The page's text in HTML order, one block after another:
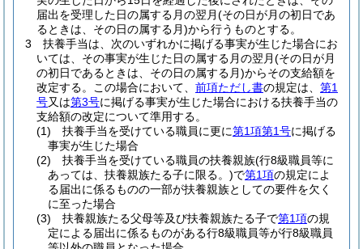
届出を受理した日の属する月の翌月(その日が月の初日であ
るときは、その日の属する月)から行うものとする。
3
扶養手当は、次のいずれかに掲げる事実が生じた場合にお
いては、その事実が生じた日の属する月の翌月(その日が月
の初日であるときは、その日の属する月)からその支給額を
改定する。
この場合において、 前項ただし書の規定は、 第1
号又は第3号に掲げる事実が生じた場合における扶養手当の
支給額の改定について準用する。
(1)
扶養手当を受けている職員に更に第1項第1号に掲げる
事実が生じた場合
(2)
扶養手当を受けている職員の扶養親族(行8級職員等に
あっては、扶養親族たる子に限る。)で第1項の規定によ
る届出に係るものの一部が扶養親族としての要件を欠く
に至った場合
(3)
扶養親族たる父母等及び扶養親族たる子で第1項の規
定による届出に係るものがある行8級職員等が行8級職員